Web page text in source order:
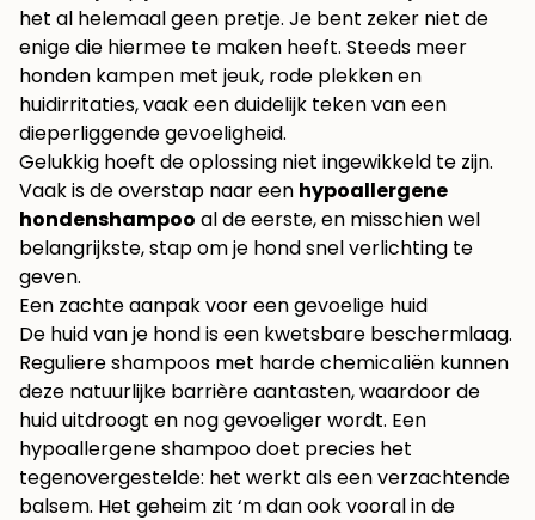
het al helemaal geen pretje. Je bent zeker niet de
enige die hiermee te maken heeft. Steeds meer
honden kampen met jeuk, rode plekken en
huidirritaties, vaak een duidelijk teken van een
dieperliggende gevoeligheid.
Gelukkig hoeft de oplossing niet ingewikkeld te zijn.
Vaak is de overstap naar een hypoallergene
hondenshampoo al de eerste, en misschien wel
belangrijkste, stap om je hond snel verlichting te
geven.
Een zachte aanpak voor een gevoelige huid
De huid van je hond is een kwetsbare beschermlaag.
Reguliere shampoos met harde chemicaliën kunnen
deze natuurlijke barrière aantasten, waardoor de
huid uitdroogt en nog gevoeliger wordt. Een
hypoallergene shampoo doet precies het
tegenovergestelde: het werkt als een verzachtende
balsem. Het geheim zit ‘m dan ook vooral in de